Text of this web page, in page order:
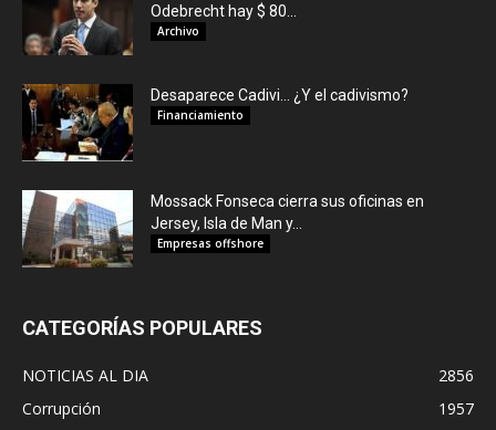
Odebrecht hay $ 80...
Archivo
Desaparece Cadivi… ¿Y el cadivismo?
Financiamiento
Mossack Fonseca cierra sus oficinas en
Jersey, Isla de Man y...
Empresas offshore
CATEGORÍAS POPULARES
NOTICIAS AL DIA
2856
Corrupción
1957